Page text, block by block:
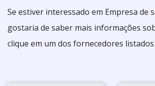
Se estiver interessado em Empresa de
gostaria de saber mais informações
clique em um dos fornecedores